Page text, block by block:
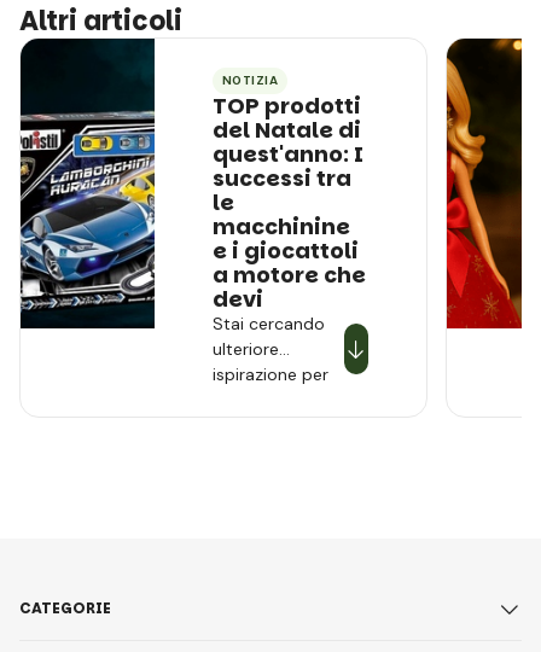
Altri articoli
NOTIZIA
TOP prodotti
del Natale di
quest'anno: I
successi tra
le
macchinine
e i giocattoli
a motore che
devi
Stai cercando
ulteriore
ispirazione per
quest'anno
CATEGORIE